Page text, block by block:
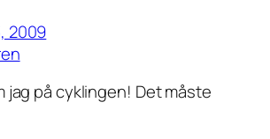
2009
jag på cyklingen! Det måste